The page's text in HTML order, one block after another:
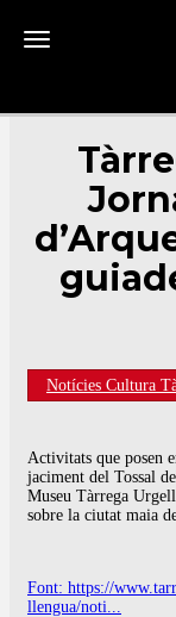
Toggle navigation
Notícies Cultura
Activitats que posen
jaciment del Tossal
Museu Tàrrega
sobre la ciutat maia
Font: https://
llengua/noti...